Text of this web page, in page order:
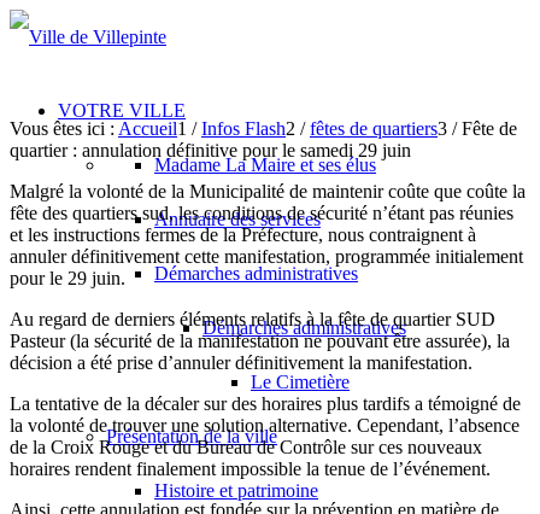
VOTRE VILLE
Madame La Maire et ses élus
Annuaire des services
Démarches administratives
Démarches administratives
Le Cimetière
Présentation de la ville
Histoire et patrimoine
Vous êtes ici : Accueil1 / Infos Flash2 / fêtes de quartiers3 / Fête de
quartier : annulation définitive pour le samedi 29 juin
Malgré la volonté de la Municipalité de maintenir coûte que coûte la
fête des quartiers sud, les conditions de sécurité n’étant pas réunies
et les instructions fermes de la Préfecture, nous contraignent à
annuler définitivement cette manifestation, programmée initialement
pour le 29 juin.
Au regard de derniers éléments relatifs à la fête de quartier SUD
Pasteur (la sécurité de la manifestation ne pouvant être assurée), la
décision a été prise d’annuler définitivement la manifestation.
La tentative de la décaler sur des horaires plus tardifs a témoigné de
la volonté de trouver une solution alternative. Cependant, l’absence
de la Croix Rouge et du Bureau de Contrôle sur ces nouveaux
horaires rendent finalement impossible la tenue de l’événement.
Ainsi, cette annulation est fondée sur la prévention en matière de